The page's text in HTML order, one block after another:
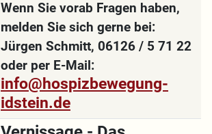
Wenn Sie vorab Fragen haben,
melden Sie sich gerne bei:
Jürgen Schmitt, 06126 / 5 71 22
oder per E-Mail:
info@hospizbewegung-
idstein.de